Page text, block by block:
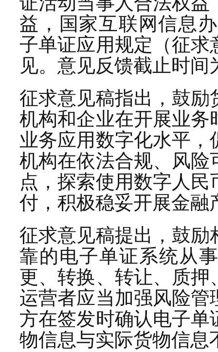
益，国家互联网信息
子单证应用规定（征
见。意见反馈截止时
征求意见稿指出，鼓
机构和企业在开展业
业务应用数字化水平
机构在依法合规、风
点，探索使用数字人
付，积极稳妥开展金
征求意见稿提出，鼓
靠的电子单证系统从
更、转换、转让、质
运营者应当加强风险
方在签发时确认电子
物信息与实际货物信息